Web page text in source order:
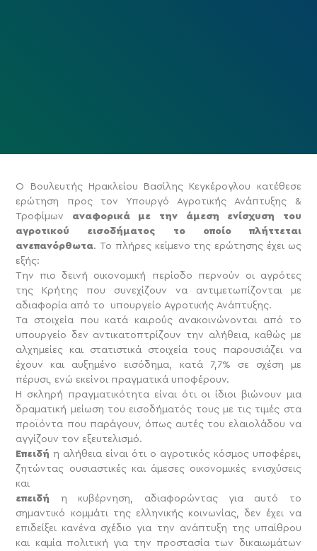
Ο Βουλευτής Ηρακλείου Βασίλης Κεγκέρογλου κατέθεσε
ερώτηση προς τον Υπουργό Αγροτικής Ανάπτυξης &
Τροφίμων αναφορικά με την άμεση ενίσχυση του
αγροτικού εισοδήματος το οποίο πλήττεται
ανεπανόρθωτα. Το πλήρες κείμενο της ερώτησης έχει ως
εξής:
Την πιο δεινή οικονομική περίοδο περνούν οι αγρότες
της Κρήτης που συνεχίζουν να αντιμετωπίζονται με
αδιαφορία από το υπουργείο Αγροτικής Ανάπτυξης.
Τα στοιχεία που κατά καιρούς ανακοινώνονται από το
υπουργείο δεν αντικατοπτρίζουν την αλήθεια, καθώς με
αλχημείες και στατιστικά στοιχεία τους παρουσιάζει να
έχουν και αυξημένο εισόδημα, κατά 7,7% σε σχέση με
πέρυσι, ενώ εκείνοι πραγματικά υποφέρουν.
Η σκληρή πραγματικότητα είναι ότι οι ίδιοι βιώνουν μια
δραματική μείωση του εισοδήματός τους με τις τιμές στα
προϊόντα που παράγουν, όπως αυτές του ελαιολάδου να
αγγίζουν τον εξευτελισμό.
Επειδή η αλήθεια είναι ότι ο αγροτικός κόσμος υποφέρει,
ζητώντας ουσιαστικές και άμεσες οικονομικές ενισχύσεις
και
επειδή η κυβέρνηση, αδιαφορώντας για αυτό το
σημαντικό κομμάτι της ελληνικής κοινωνίας, δεν έχει να
επιδείξει κανένα σχέδιο για την ανάπτυξη της υπαίθρου
και καμία πολιτική για την προστασία των δικαιωμάτων